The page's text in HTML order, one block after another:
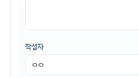
작성자